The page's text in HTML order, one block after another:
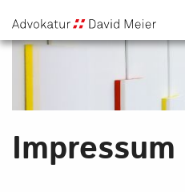
Impressum